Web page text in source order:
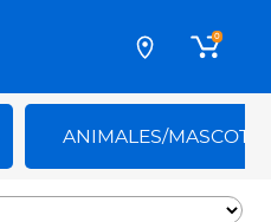
0
ANIMALES/